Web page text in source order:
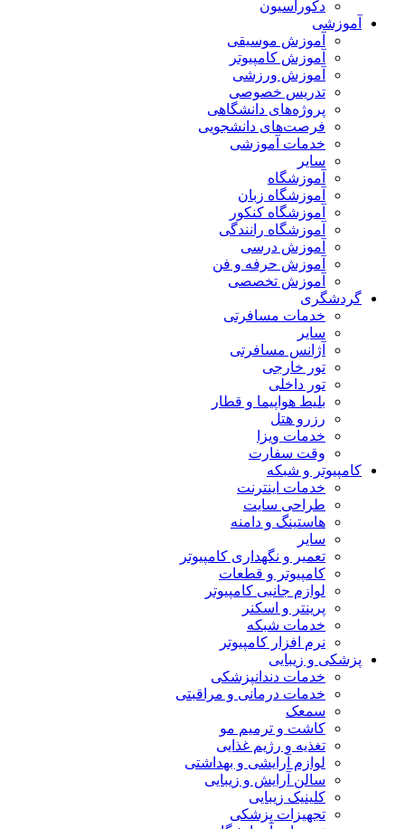
دکوراسیون
آموزشی
آموزش موسیقی
آموزش کامپیوتر
آموزش ورزشی
تدریس خصوصی
پروژه‌های دانشگاهی
فرصت‌های دانشجویی
خدمات آموزشی
سایر
آموزشگاه
آموزشگاه زبان
آموزشگاه کنکور
آموزشگاه رانندگی
آموزش درسی
آموزش حرفه و فن
آموزش تخصصی
گردشگری
خدمات مسافرتی
سایر
آژانس مسافرتی
تور خارجی
تور داخلی
بلیط هواپیما و قطار
رزرو هتل
خدمات ویزا
وقت سفارت
کامپیوتر و شبکه
خدمات اینترنت
طراحی سایت
هاستینگ و دامنه
سایر
تعمیر و نگهداری کامپیوتر
کامپیوتر و قطعات
لوازم جانبی کامپیوتر
پرینتر و اسکنر
خدمات شبکه
نرم افزار کامپیوتر
پزشکی و زیبایی
خدمات دندانپزشکی
خدمات درمانی و مراقبتی
سمعک
کاشت و ترمیم مو
تغذیه و رژیم غذایی
لوازم آرایشی و بهداشتی
سالن آرایش و زیبایی
کلینیک زیبایی
تجهیزات پزشکی